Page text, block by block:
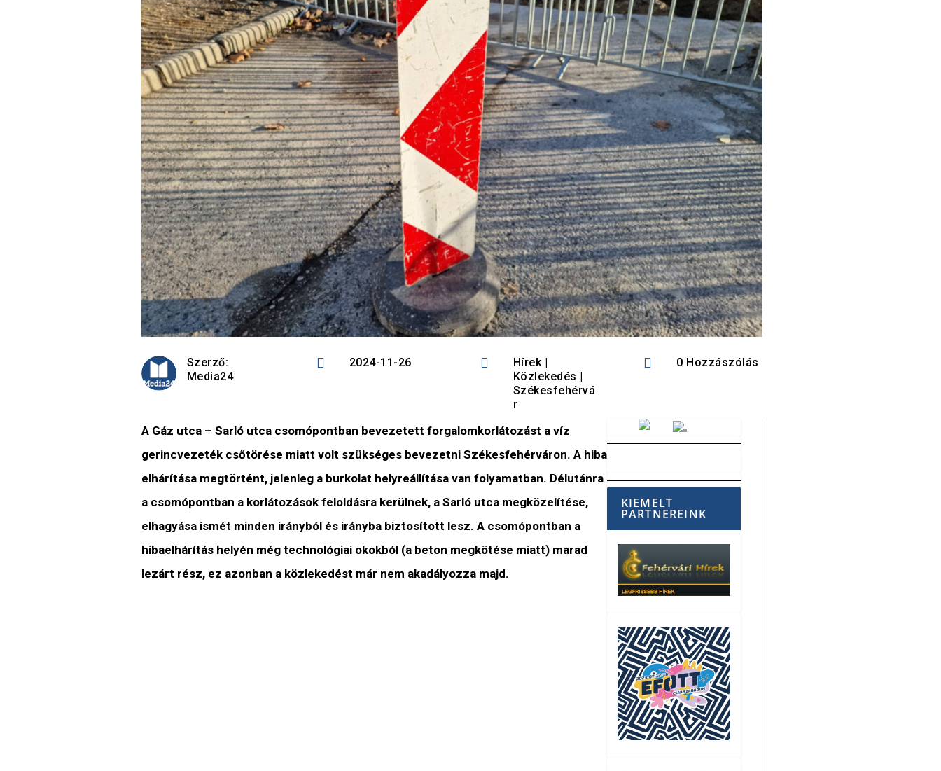
Szerző:
Media24
 2024-11-26  Hírek|
Közlekedés
Székesfehérvá
r
 0 Hozzászólás
A Gáz utca – Sarló utca csomópontban bevezetett forgalomkorlátozást a víz
gerincvezeték csőtörése miatt volt szükséges bevezetni Székesfehérváron. A hiba
elhárítása megtörtént, jelenleg a burkolat helyreállítása van folyamatban. Délutánra
a csomópontban a korlátozások feloldásra kerülnek, a Sarló utca megközelítése,
elhagyása ismét minden irányból és irányba biztosított lesz. A csomópontban a
hibaelhárítás helyén még technológiai okokból (a beton megkötése miatt) marad
lezárt rész, ez azonban a közlekedést már nem akadályozza majd.
KIEMELT
PARTNEREINK